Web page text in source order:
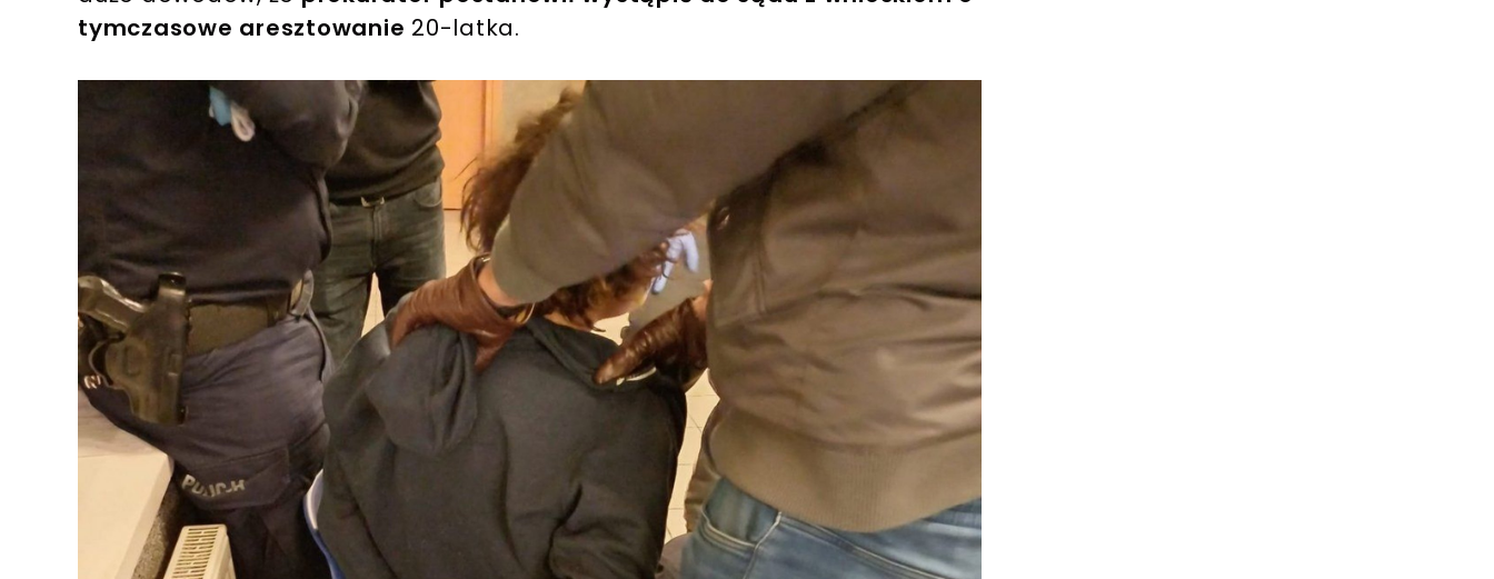
tymczasowe aresztowanie 20-latka.